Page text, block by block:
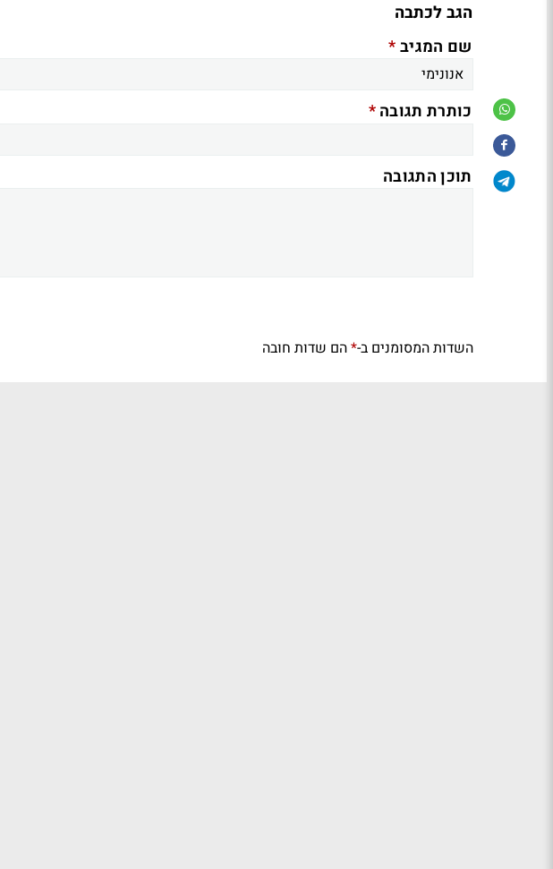
הגב לכתבה
שם המגיב*
כותרת תגובה*
תוכן התגובה
השדות המסומנים ב-*הם שדות חובה